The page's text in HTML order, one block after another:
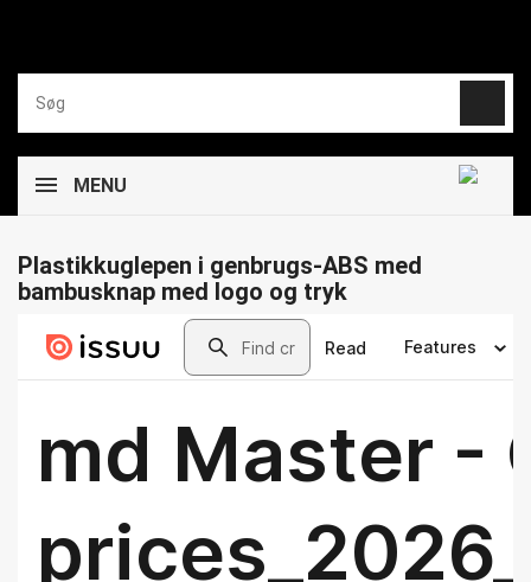
MENU
Plastikkuglepen i genbrugs-ABS med
bambusknap med logo og tryk